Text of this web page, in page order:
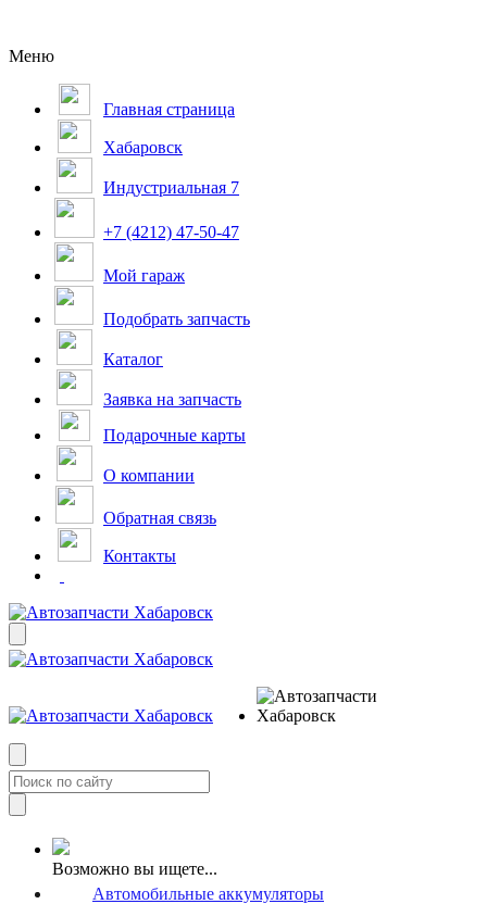
Меню
Главная страница
Хабаровск
Индустриальная 7
+7 (4212) 47-50-47
Мой гараж
Подобрать запчасть
Каталог
Заявка на запчасть
Подарочные карты
О компании
Обратная связь
Контакты
Возможно вы ищете...
Автомобильные аккумуляторы